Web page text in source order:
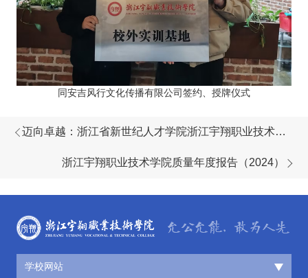
同安吉风行文化传播有限公司签约、授牌仪式
迈向卓越：浙江省新世纪人才学院浙江宇翔职业技术学
浙江宇翔职业技术学院质量年度报告（2024）
学校网站